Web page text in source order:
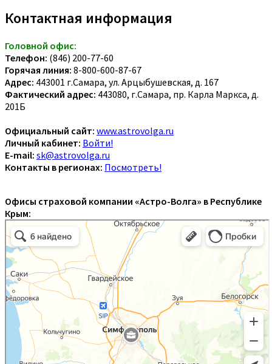
Контактная информация
Головной офис:
Телефон: (846) 200-77-60
Горячая линия: 8-800-600-87-67
Адрес: 443001 г.Самара, ул. Арцыбушевская, д. 167
Фактический адрес: 443080, г.Самара, пр. Карла Маркса, д.
201Б
Официальный сайт: www.astrovolga.ru
Личный кабинет: Войти!
E-mail: sk@astrovolga.ru
Контакты в регионах: Посмотреть!
Офисы страховой компании «Астро-Волга» в Республике
Крым: